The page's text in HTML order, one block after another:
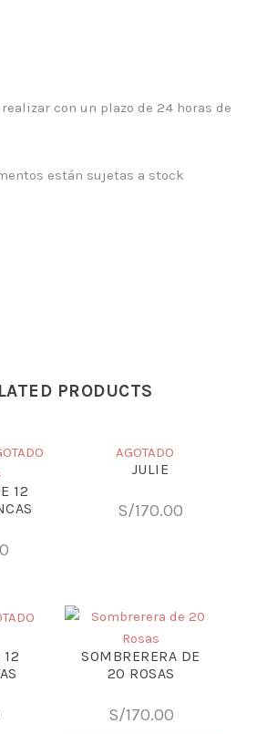
con un plazo de 24 horas de
están sujetas a stock
PRODUCTS
12
JULIE
S/170.00
AGOTADO
12
SOMBRERERA DE
20 ROSAS
S/170.00